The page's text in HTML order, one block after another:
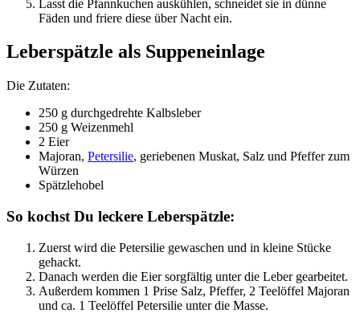
Lasst die Pfannkuchen auskühlen, schneidet sie in dünne
Fäden und friere diese über Nacht ein.
Leberspätzle als Suppeneinlage
Die Zutaten:
250 g durchgedrehte Kalbsleber
250 g Weizenmehl
2 Eier
Majoran, Petersilie, geriebenen Muskat, Salz und Pfeffer zum
Würzen
Spätzlehobel
So kochst Du leckere Leberspätzle:
Zuerst wird die Petersilie gewaschen und in kleine Stücke
gehackt.
Danach werden die Eier sorgfältig unter die Leber gearbeitet.
Außerdem kommen 1 Prise Salz, Pfeffer, 2 Teelöffel Majoran
und ca. 1 Teelöffel Petersilie unter die Masse.